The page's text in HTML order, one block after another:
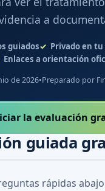
a
guiados
Privado en
Enlaces a orientación
de 2026•Preparado por
la evaluación
guiada
rápidas